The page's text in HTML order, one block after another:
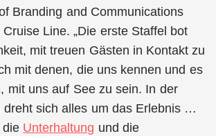
Branding and Communications
Line. „Die erste Staffel bot
mit treuen Gästen in Kontakt zu
mit denen, die uns kennen und es
mit uns auf See zu sein. In der
dreht sich alles um das Erlebnis …
die Unterhaltung und die